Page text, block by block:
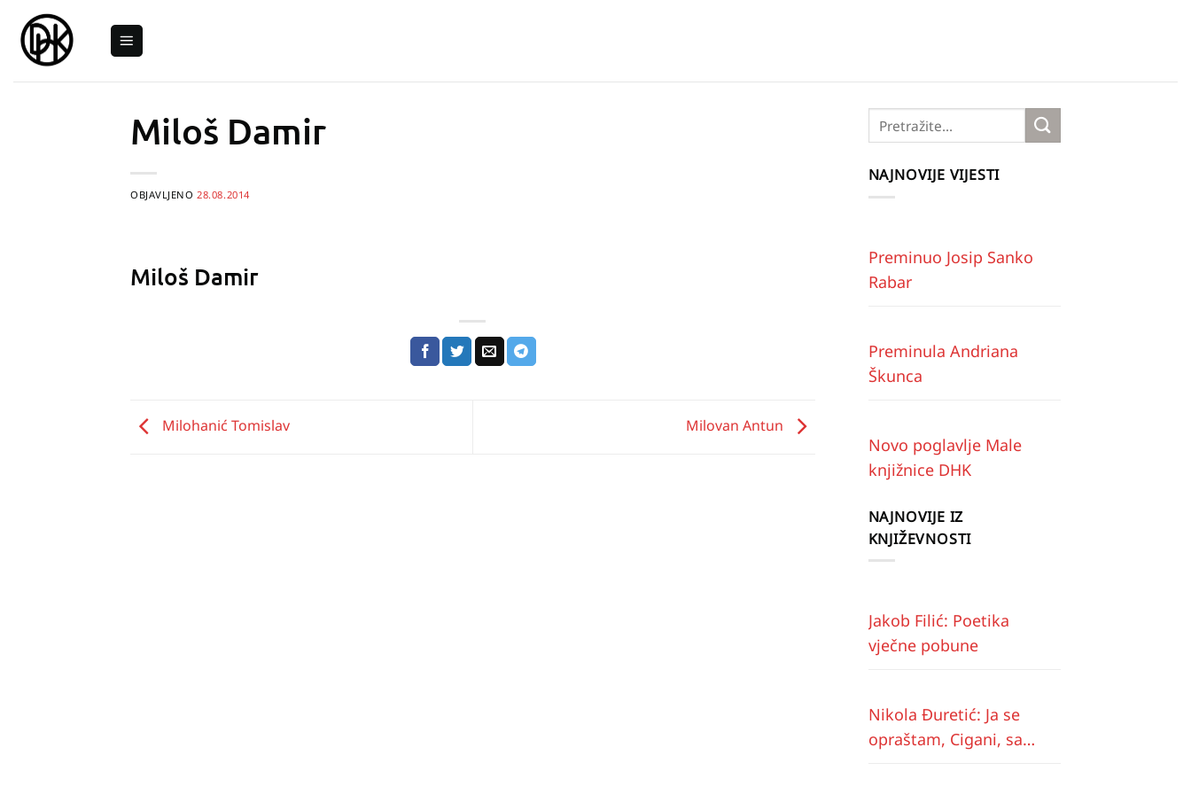
content
Miloš Damir
OBJAVLJENO28.08.2014
Miloš Damir
Milohanić Tomislav Milovan Antun
NAJNOVIJE VIJESTI
Preminuo Josip Sanko
Rabar
Preminula Andriana
Škunca
Novo poglavlje Male
knjižnice DHK
NAJNOVIJE IZ
KNJIŽEVNOSTI
Jakob Filić: Poetika
vječne pobune
Nikola Đuretić: Ja se
opraštam, Cigani, sa